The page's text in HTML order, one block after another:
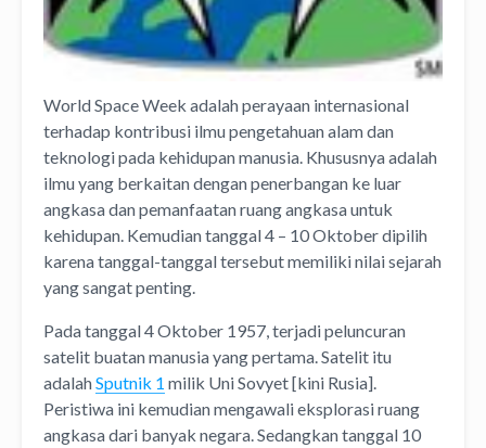
World Space Week adalah perayaan internasional
terhadap kontribusi ilmu pengetahuan alam dan
teknologi pada kehidupan manusia. Khususnya adalah
ilmu yang berkaitan dengan penerbangan ke luar
angkasa dan pemanfaatan ruang angkasa untuk
kehidupan. Kemudian tanggal 4 – 10 Oktober dipilih
karena tanggal-tanggal tersebut memiliki nilai sejarah
yang sangat penting.
Pada tanggal 4 Oktober 1957, terjadi peluncuran
satelit buatan manusia yang pertama. Satelit itu
adalahSputnik 1 milik Uni Sovyet [kini Rusia].
Peristiwa ini kemudian mengawali eksplorasi ruang
angkasa dari banyak negara. Sedangkan tanggal 10